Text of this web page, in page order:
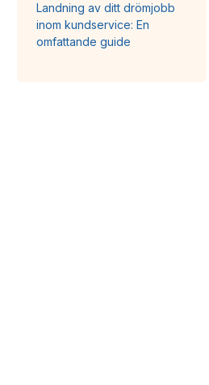
Landning av ditt drömjobb
inom kundservice: En
omfattande guide